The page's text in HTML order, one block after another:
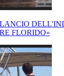
FLORIDO»